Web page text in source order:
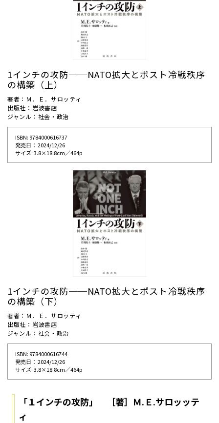
1インチの攻防──NATO拡大とポスト冷戦秩序
の構築（上）
著者：Ｍ．Ｅ．サロッティ
出版社：岩波書店
ジャンル：社会・政治
ISBN: 9784000616737
発売⽇： 2024/12/26
サイズ: 3.8×18.8cm／464p
1インチの攻防──NATO拡大とポスト冷戦秩序
の構築（下）
著者：Ｍ．Ｅ．サロッティ
出版社：岩波書店
ジャンル：社会・政治
ISBN: 9784000616744
発売⽇： 2024/12/26
サイズ: 3.8×18.8cm／464p
「１インチの攻防」 ［著］Ｍ.Ｅ.サロッッテ
ィ